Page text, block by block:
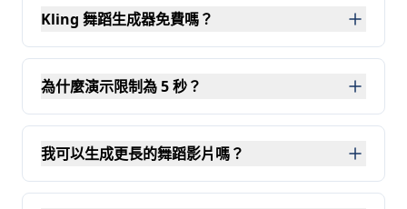
Kling 舞蹈生成器免費嗎？
是的，playground 提供免費的 5 秒演示，讓您在使用
為什麼演示限制為 5 秒？
演示旨在讓您在生成更長影片之前快速評估動作品質。
我可以生成更長的舞蹈影片嗎？
是的，您可以在 playground 中或使用 Kling 2.6 API 生